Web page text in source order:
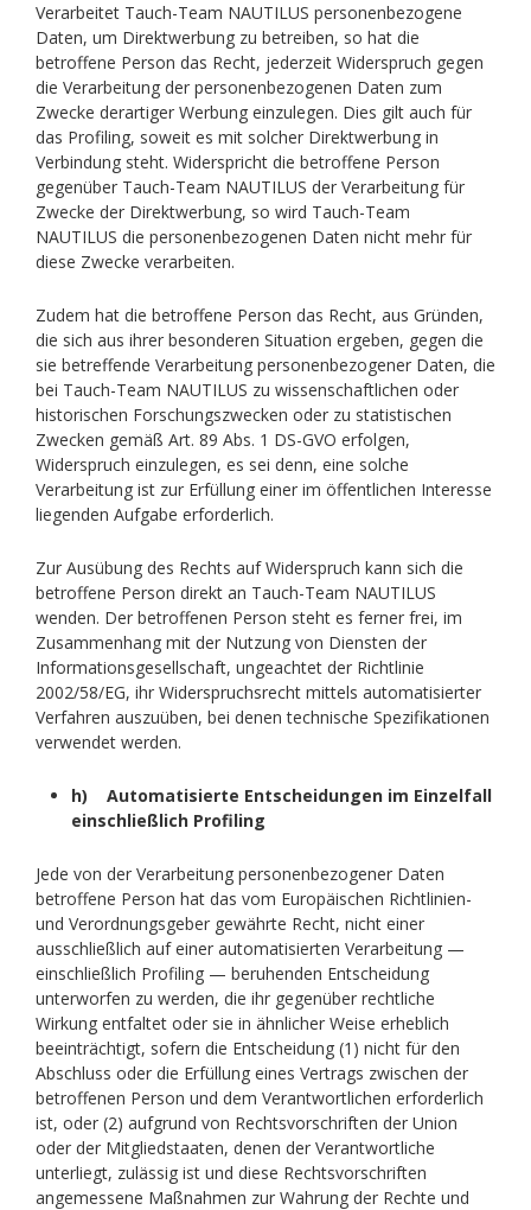
Verarbeitet Tauch-Team NAUTILUS personenbezogene
Daten, um Direktwerbung zu betreiben, so hat die
betroffene Person das Recht, jederzeit Widerspruch gegen
die Verarbeitung der personenbezogenen Daten zum
Zwecke derartiger Werbung einzulegen. Dies gilt auch für
das Profiling, soweit es mit solcher Direktwerbung in
Verbindung steht. Widerspricht die betroffene Person
gegenüber Tauch-Team NAUTILUS der Verarbeitung für
Zwecke der Direktwerbung, so wird Tauch-Team
NAUTILUS die personenbezogenen Daten nicht mehr für
diese Zwecke verarbeiten.
Zudem hat die betroffene Person das Recht, aus Gründen,
die sich aus ihrer besonderen Situation ergeben, gegen die
sie betreffende Verarbeitung personenbezogener Daten, die
bei Tauch-Team NAUTILUS zu wissenschaftlichen oder
historischen Forschungszwecken oder zu statistischen
Zwecken gemäß Art. 89 Abs. 1 DS-GVO erfolgen,
Widerspruch einzulegen, es sei denn, eine solche
Verarbeitung ist zur Erfüllung einer im öffentlichen Interesse
liegenden Aufgabe erforderlich.
Zur Ausübung des Rechts auf Widerspruch kann sich die
betroffene Person direkt an Tauch-Team NAUTILUS
wenden. Der betroffenen Person steht es ferner frei, im
Zusammenhang mit der Nutzung von Diensten der
Informationsgesellschaft, ungeachtet der Richtlinie
2002/58/EG, ihr Widerspruchsrecht mittels automatisierter
Verfahren auszuüben, bei denen technische Spezifikationen
verwendet werden.
h) Automatisierte Entscheidungen im Einzelfall
einschließlich Profiling
Jede von der Verarbeitung personenbezogener Daten
betroffene Person hat das vom Europäischen Richtlinien-
und Verordnungsgeber gewährte Recht, nicht einer
ausschließlich auf einer automatisierten Verarbeitung —
einschließlich Profiling — beruhenden Entscheidung
unterworfen zu werden, die ihr gegenüber rechtliche
Wirkung entfaltet oder sie in ähnlicher Weise erheblich
beeinträchtigt, sofern die Entscheidung (1) nicht für den
Abschluss oder die Erfüllung eines Vertrags zwischen der
betroffenen Person und dem Verantwortlichen erforderlich
ist, oder (2) aufgrund von Rechtsvorschriften der Union
oder der Mitgliedstaaten, denen der Verantwortliche
unterliegt, zulässig ist und diese Rechtsvorschriften
angemessene Maßnahmen zur Wahrung der Rechte und